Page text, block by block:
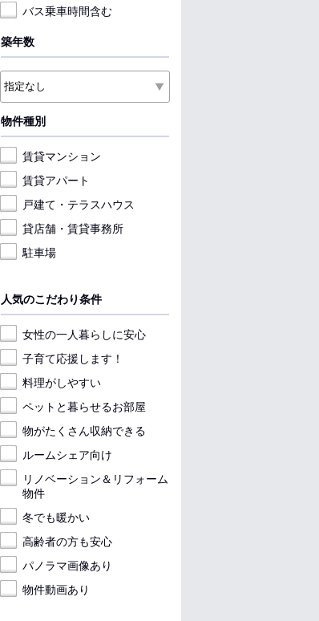
バス乗車時間含む
築年数
物件種別
賃貸マンション
賃貸アパート
戸建て・テラスハウス
貸店舗・賃貸事務所
駐車場
人気のこだわり条件
女性の一人暮らしに安心
子育て応援します！
料理がしやすい
ペットと暮らせるお部屋
物がたくさん収納できる
ルームシェア向け
リノベーション＆リフォーム
物件
冬でも暖かい
高齢者の方も安心
パノラマ画像あり
物件動画あり